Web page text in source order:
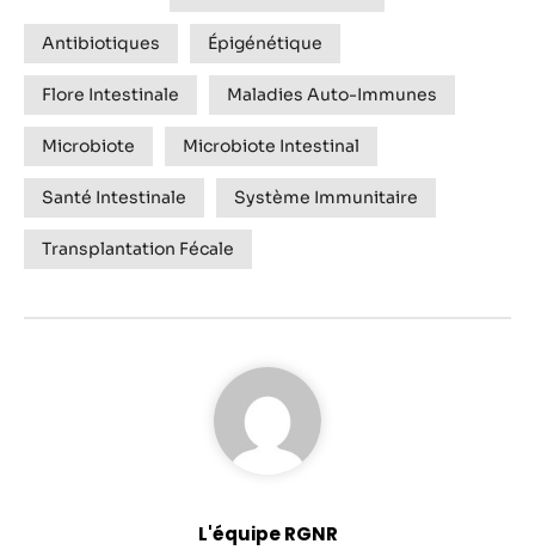
Antibiotiques Épigénétique
Flore Intestinale Maladies Auto-Immunes
Microbiote Microbiote Intestinal
Santé Intestinale Système Immunitaire
Transplantation Fécale
L'équipe RGNR